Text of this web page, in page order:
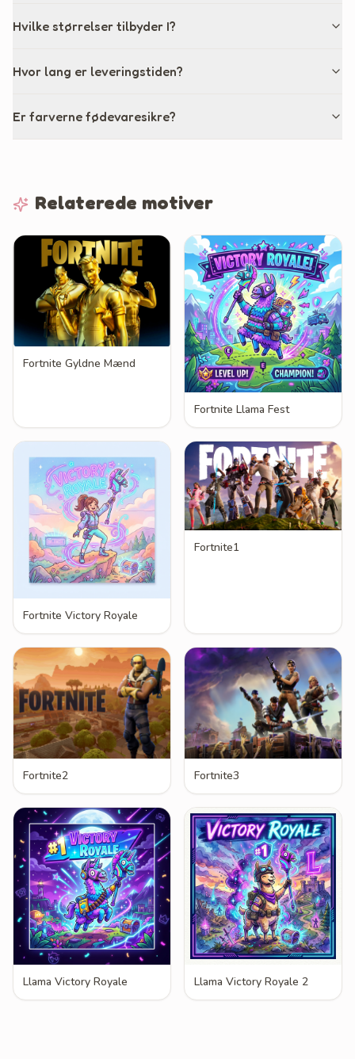
Hvilke størrelser tilbyder I?
Hvor lang er leveringstiden?
Er farverne fødevaresikre?
Relaterede motiver
Fortnite Gyldne Mænd
Fortnite Llama Fest
Fortnite Victory Royale
Fortnite1
Fortnite2 Fortnite3
Llama Victory Royale Llama Victory Royale 2